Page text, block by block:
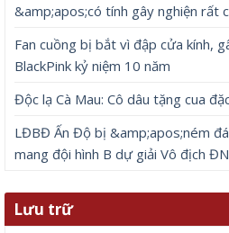
&amp;apos;có tính gây nghiện rất
Fan cuồng bị bắt vì đập cửa kính,
BlackPink kỷ niệm 10 năm
Độc lạ Cà Mau: Cô dâu tặng cua
LĐBĐ Ấn Độ bị &amp;apos;ném
mang đội hình B dự giải Vô địch
Lưu trữ